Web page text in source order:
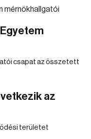
csapat az összetett
az
területet